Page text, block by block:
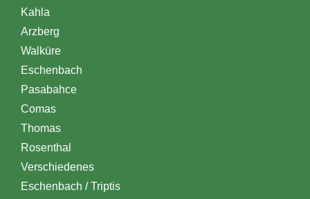
Kahla
Arzberg
Walküre
Eschenbach
Pasabahce
Comas
Thomas
Rosenthal
Verschiedenes
Eschenbach / Triptis